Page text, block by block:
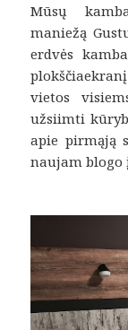
Mūsų
maniežą
erdvės
vietos
užsiimti
apie pirmąją
naujam blogo